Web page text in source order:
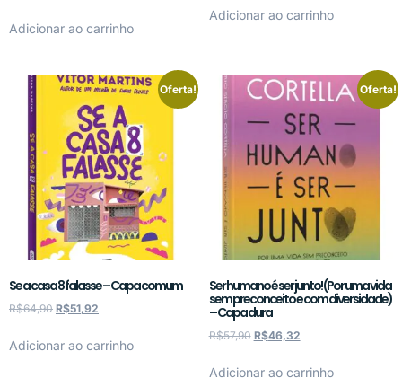
Adicionar ao carrinho
Adicionar ao carrinho
Oferta!
Se a casa 8 falasse – Capa comum
R$64,90 R$51,92
Adicionar ao carrinho
Oferta!
Ser humano é ser junto! (Por uma vida
sem preconceito e com diversidade)
– Capa dura
R$57,90 R$46,32
Adicionar ao carrinho